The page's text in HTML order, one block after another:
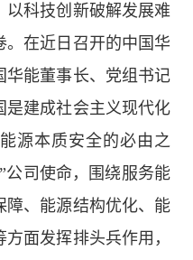
以科技创新破解发展难
。在近日召开的中国华
华能董事长、党组书记
是建成社会主义现代化
源本质安全的必由之
公司使命，围绕服务能
障、能源结构优化、能
面发挥排头兵作用，